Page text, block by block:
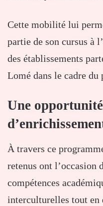
Cette mobilité lui
partie de son cursus à
des établissements
Lomé dans le cadre du
Une
À travers ce
retenus ont l’occasion
compétences
interculturelles tout en